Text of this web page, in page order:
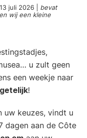
13 juli 2026
bevat
wij een kleine
u zult geen
een weekje naar
!
uw keuzes, vindt u
dagen aan de Côte